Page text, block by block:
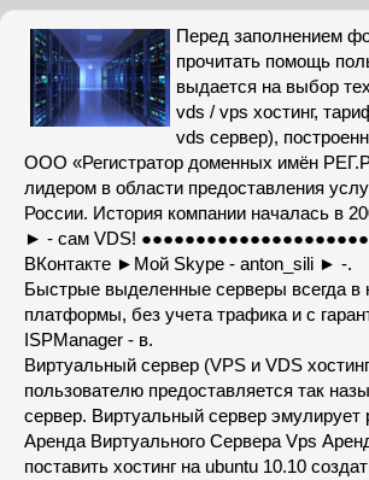
Перед заполнением
прочитать помощь
выдается на выбор
vds / vps хостинг,
vds сервер),
ООО «Регистратор доменных имён
лидером в области предоставления
России. История компании началась в
► - сам VDS!
ВКонтакте ►Мой Skype - anton_sili ► -.
Быстрые выделенные серверы всегда
платформы, без учета трафика и с
ISPManager - в.
Виртуальный сервер (VPS и VDS
пользователю предоставляется так
сервер. Виртуальный сервер эмулирует
Аренда Виртуального Сервера Vps
поставить хостинг на ubuntu 10.10